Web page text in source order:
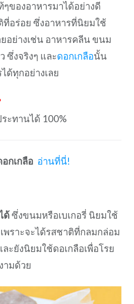
ของอาหารมาได้อย่างดี
อร่อย ซึ่งอาหารที่นิยมใช้
อย่างเช่น อาหารคลีน ขนม
ซึ่งจริงๆ และดอกเกลือนั้น
ด้ทุกอย่างเลย
ะทานได้ 100%
กเกลือ อ่านที่นี่!
ด้ซึ่งขนมหรือเบเกอรี่ นิยมใช้
พราะจะได้รสชาติที่กลมกล่อม
ะยังนิยมใช้ดอเกลือเพื่อโรย
ามด้วย